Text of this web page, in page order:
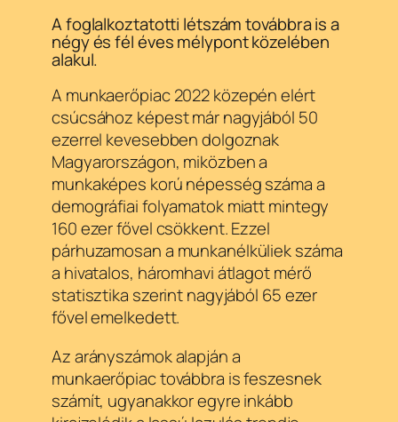
A foglalkoztatotti létszám továbbra is a
négy és fél éves mélypont közelében
alakul.
A munkaerőpiac 2022 közepén elért
csúcsához képest már nagyjából 50
ezerrel kevesebben dolgoznak
Magyarországon, miközben a
munkaképes korú népesség száma a
demográfiai folyamatok miatt mintegy
160 ezer fővel csökkent. Ezzel
párhuzamosan a munkanélküliek száma
a hivatalos, háromhavi átlagot mérő
statisztika szerint nagyjából 65 ezer
fővel emelkedett.
Az arányszámok alapján a
munkaerőpiac továbbra is feszesnek
számít, ugyanakkor egyre inkább